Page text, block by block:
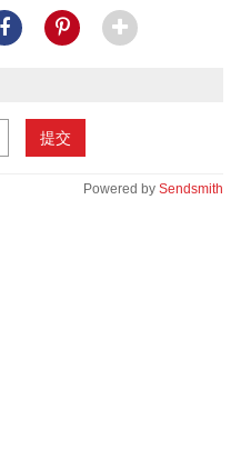
提交
Powered by Sendsmith